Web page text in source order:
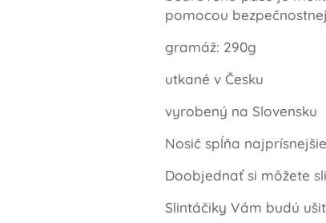
pomocou
gramáž: 290g
utkané v Česku
vyrobený na Slovensku
Nosič spĺňa
Doobjednať si môžete
Slintáčiky Vám budú